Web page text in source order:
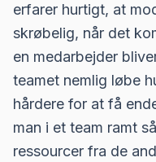
erfarer hurtigt, at
skrøbelig, når det
en medarbejder
teamet nemlig løbe
hårdere for at få
man i et team ramt
ressourcer fra de